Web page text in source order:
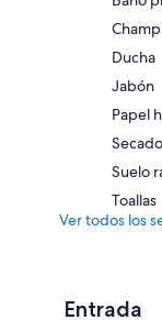
Ducha
Jabón
Papel
Suelo
Toallas
Ver todos los
Entrada